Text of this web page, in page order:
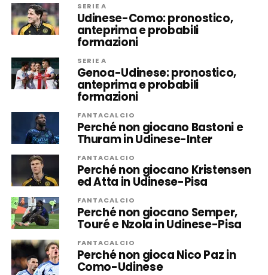
SERIE A
Udinese-Como: pronostico,
anteprima e probabili
formazioni
SERIE A
Genoa-Udinese: pronostico,
anteprima e probabili
formazioni
FANTACALCIO
Perché non giocano Bastoni e
Thuram in Udinese-Inter
FANTACALCIO
Perché non giocano Kristensen
ed Atta in Udinese-Pisa
FANTACALCIO
Perché non giocano Semper,
Touré e Nzola in Udinese-Pisa
FANTACALCIO
Perché non gioca Nico Paz in
Como-Udinese